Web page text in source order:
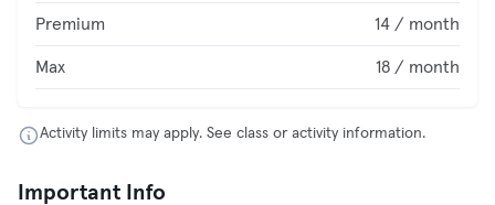
Premium 14 / month
Max 18 / month
Activity limits may apply. See class or activity information.
Important Info